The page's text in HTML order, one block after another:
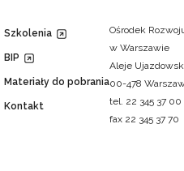
Szkolenia
BIP
Materiały do pobrania
Kontakt
Ośrodek
w Warszawie
Aleje
00-478
tel. 22 345 37 00
fax 22 345 37 70